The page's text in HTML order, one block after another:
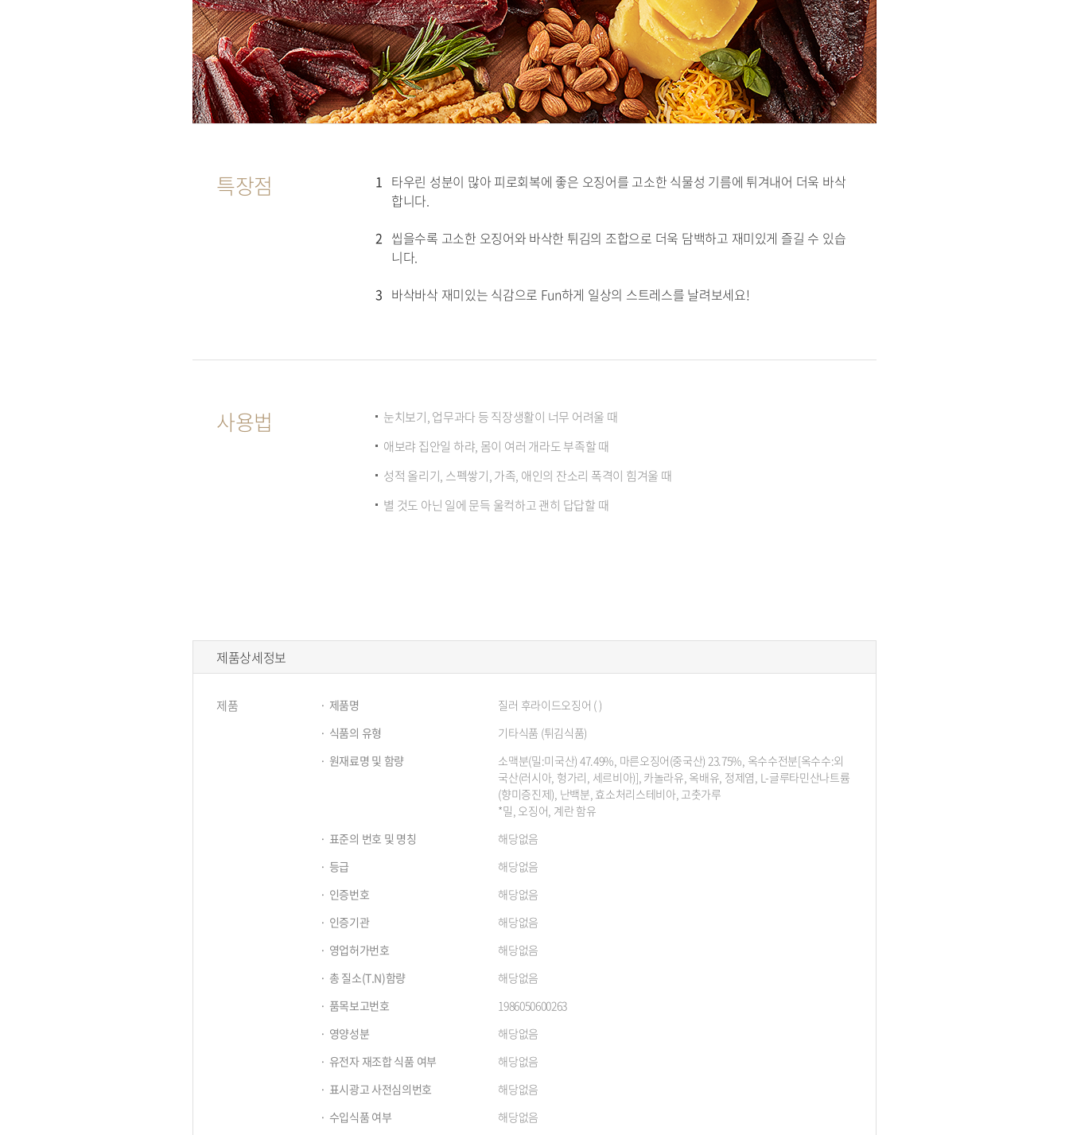
품
정
보
특장점 1 타우린 성분이 많아 피로회복에 좋은 오징어를 고소한 식물성 기름에 튀겨내어 더욱 바삭
합니다.
2 씹을수록 고소한 오징어와 바삭한 튀김의 조합으로 더욱 담백하고 재미있게 즐길 수 있습
니다.
3 바삭바삭 재미있는 식감으로 Fun하게 일상의 스트레스를 날려보세요!
사용법
눈치보기, 업무과다 등 직장생활이 너무 어려울 때
애보랴 집안일 하랴, 몸이 여러 개라도 부족할 때
성적 올리기, 스펙쌓기, 가족, 애인의 잔소리 폭격이 힘겨울 때
별 것도 아닌 일에 문득 울컥하고 괜히 답답할 때
매
제품상세정보
제품 제품명
질러 후라이드오징어 ( )
식품의 유형
기타식품 (튀김식품)
원재료명 및 함량
소맥분(밀:미국산) 47.49%, 마른오징어(중국산) 23.75%, 옥수수전분[옥수수:외
국산(러시아, 헝가리, 세르비아)], 카놀라유, 옥배유, 정제염, L-글루타민산나트륨
(향미증진제), 난백분, 효소처리스테비아, 고춧가루
*밀, 오징어, 계란 함유
표준의 번호 및 명칭
해당없음
등급
해당없음
인증번호
해당없음
인증기관
해당없음
영업허가번호
해당없음
총 질소(T.N)함량
해당없음
품목보고번호
1986050600263
영양성분
해당없음
유전자 재조합 식품 여부
해당없음
표시광고 사전심의번호
해당없음
수입식품 여부
해당없음